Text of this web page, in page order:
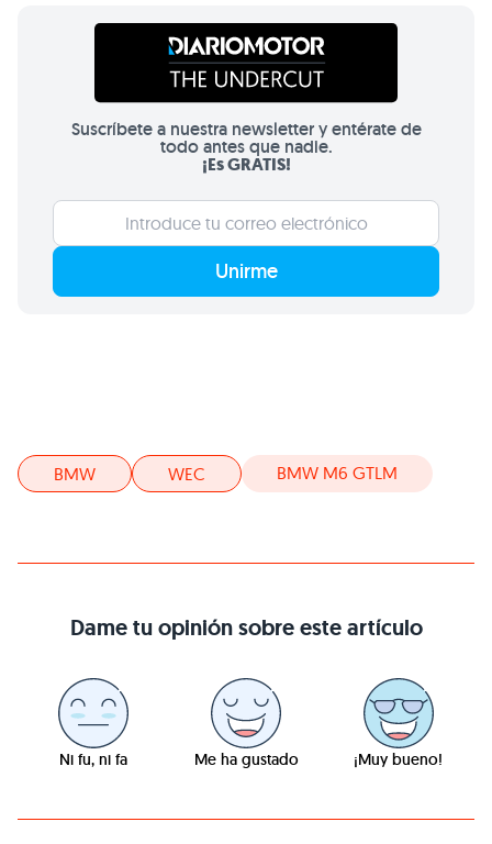
Suscríbete a nuestra newsletter y entérate de
todo antes que nadie.
¡Es GRATIS!
Unirme
BMW WEC BMW M6 GTLM
Dame tu opinión sobre este artículo
Ni fu, ni fa Me ha gustado ¡Muy bueno!